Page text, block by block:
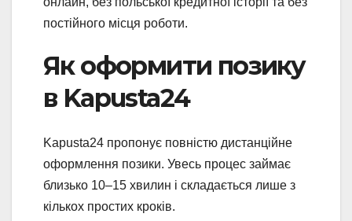
постійного місця роботи.
Як оформити позику
в Kapusta24
Kapusta24 пропонує повністю дистанційне
оформлення позики. Увесь процес займає
близько 10–15 хвилин і складається лише з
кількох простих кроків.